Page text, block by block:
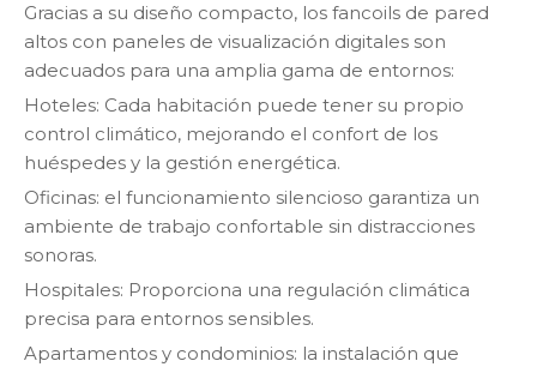
Gracias a su diseño compacto, los fancoils de pared
altos con paneles de visualización digitales son
adecuados para una amplia gama de entornos:
Hoteles: Cada habitación puede tener su propio
control climático, mejorando el confort de los
huéspedes y la gestión energética.
Oficinas: el funcionamiento silencioso garantiza un
ambiente de trabajo confortable sin distracciones
sonoras.
Hospitales: Proporciona una regulación climática
precisa para entornos sensibles.
Apartamentos y condominios: la instalación que